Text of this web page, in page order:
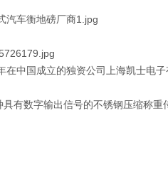
在中国成立的独资公司上海凯士电
有数字输出信号的不锈钢压缩称重